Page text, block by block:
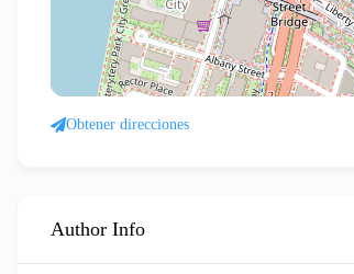
Obtener direcciones
Author Info